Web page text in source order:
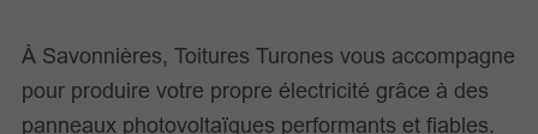
À Savonnières, Toitures Turones vous accompagne
pour produire votre propre électricité grâce à des
panneaux photovoltaïques performants et fiables.